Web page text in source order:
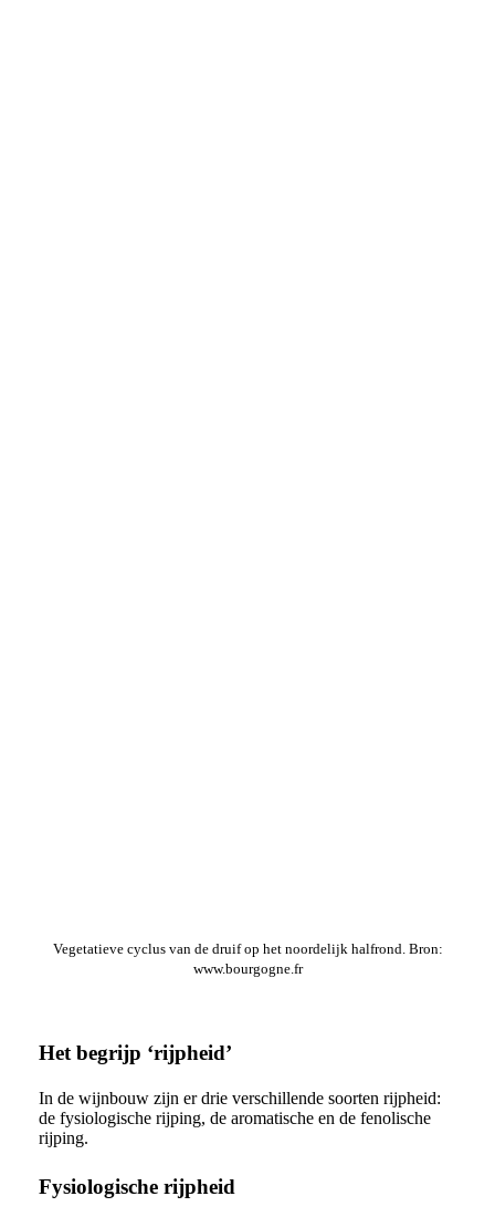
Vegetatieve cyclus van de druif op het noordelijk halfrond. Bron:
www.bourgogne.fr
Het begrijp ‘rijpheid’
In de wijnbouw zijn er drie verschillende soorten rijpheid:
de fysiologische rijping, de aromatische en de fenolische
rijping.
Fysiologische rijpheid